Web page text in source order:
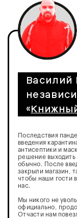
Василий
«
Последствия
введения
антисептики и
решение выходить
обычно. После
закрыли магазин,
чтобы наши гости
нас.
Мы никого не
официально,
Отчасти нам